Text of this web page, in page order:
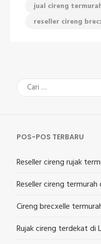
jual cireng
reseller cireng
Cari
untuk:
POS-POS TERBARU
Reseller cireng rujak
Reseller cireng
Cireng brecxelle
Rujak cireng terdekat di